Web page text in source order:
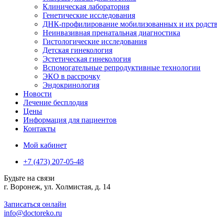
Клиническая лаборатория
Генетические исследования
ДНК-профилирование мобилизованных и их
Неинвазивная пренатальная диагностика
Гистологические исследования
Детская гинекология
Эстетическая гинекология
Вспомогательные репродуктивные технологии
ЭКО в рассрочку
Эндокринология
Новости
Лечение бесплодия
Цены
Информация для пациентов
Контакты
Мой кабинет
+7 (473) 207-05-48
Будьте на связи
г. Воронеж, ул. Холмистая, д. 14
Записаться онлайн
info@doctoreko.ru